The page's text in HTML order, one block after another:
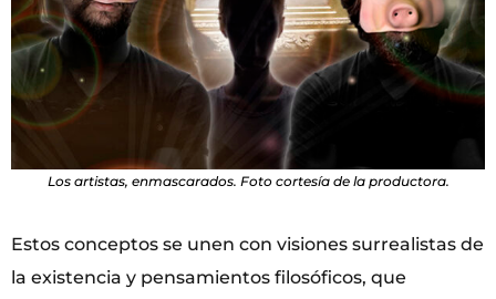
Los artistas, enmascarados. Foto cortesía de la productora.
Estos conceptos se unen con visiones surrealistas de
la existencia y pensamientos filosóficos, que